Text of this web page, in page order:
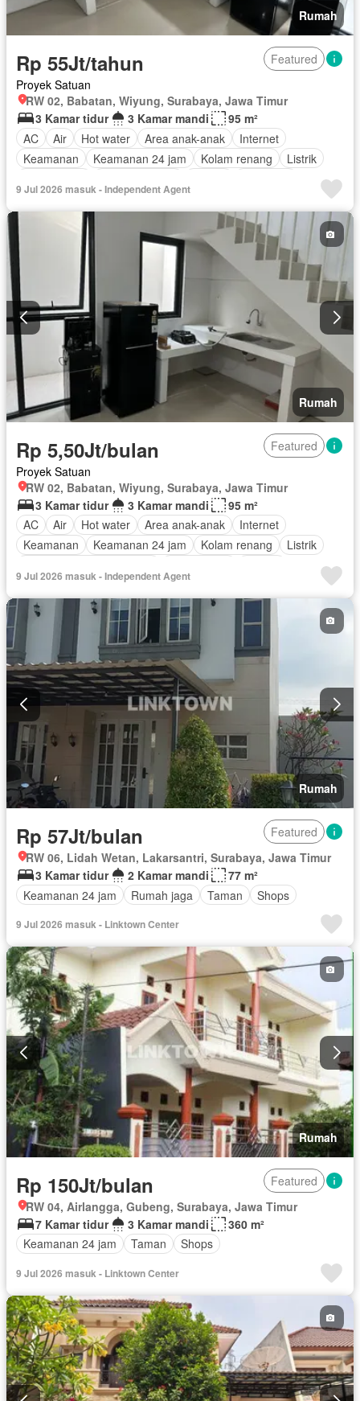
Rumah
Rp 55Jt/tahun
Featured
Proyek Satuan
RW 02, Babatan, Wiyung, Surabaya, Jawa Timur
3 Kamar tidur
3 Kamar mandi
95 m²
AC
Air Hot water Area anak-anak
Internet
Keamanan
Keamanan 24 jam Kolam renang
Listrik
Garasi
Berperabot lengkap
9 Jul 2026 masuk - Independent Agent
Rumah
Rp 5,50Jt/bulan
Featured
Proyek Satuan
RW 02, Babatan, Wiyung, Surabaya, Jawa Timur
3 Kamar tidur
3 Kamar mandi
95 m²
AC
Air Hot water Area anak-anak
Internet
Keamanan
Keamanan 24 jam Kolam renang
Listrik
Tangki air
Berperabot lengkap
9 Jul 2026 masuk - Independent Agent
Rumah
Rp 57Jt/bulan
Featured
RW 06, Lidah Wetan, Lakarsantri, Surabaya, Jawa Timur
3 Kamar tidur
2 Kamar mandi
77 m²
Keamanan 24 jam
Rumah jaga Taman Shops
9 Jul 2026 masuk - Linktown Center
Rumah
Rp 150Jt/bulan
Featured
RW 04, Airlangga, Gubeng, Surabaya, Jawa Timur
7 Kamar tidur
3 Kamar mandi
360 m²
Keamanan 24 jam
Taman Shops
9 Jul 2026 masuk - Linktown Center